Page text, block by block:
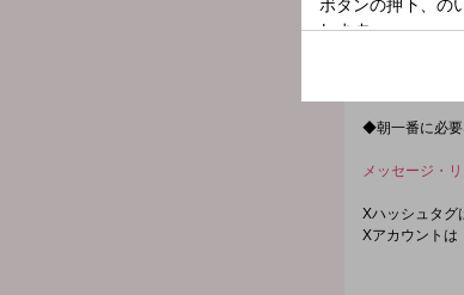
6:30頃～
パーソナリテ
◆朝一番に必
メッセージ・
Xハッシュタグ
Xアカウントは